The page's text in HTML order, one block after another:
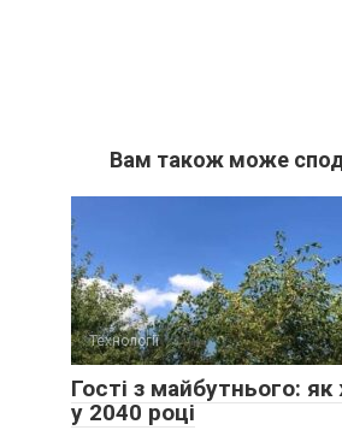
Вам також може
Технології
Гості з майбутнього:
у 2040 році